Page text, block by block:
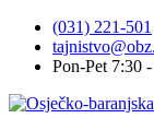
(031) 221-501
Pon-Pet 7:30